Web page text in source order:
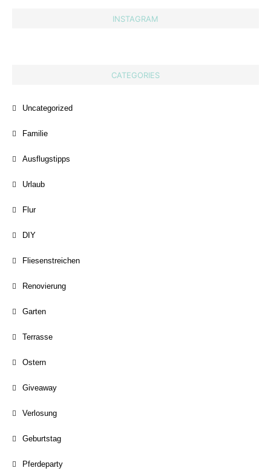
INSTAGRAM
CATEGORIES
Uncategorized
Familie
Ausflugstipps
Urlaub
Flur
DIY
Fliesenstreichen
Renovierung
Garten
Terrasse
Ostern
Giveaway
Verlosung
Geburtstag
Pferdeparty